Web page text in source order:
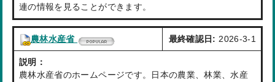
連の情報を見ることができます。
農林水産省 最終確認日:2026-3-1
説明：
農林水産省のホームページです。日本の農業、林業、水産